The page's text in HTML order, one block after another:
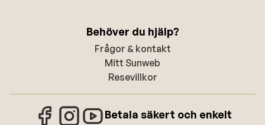
Behöver du hjälp?
Frågor & kontakt
Mitt Sunweb
Resevillkor
Betala säkert och enkelt